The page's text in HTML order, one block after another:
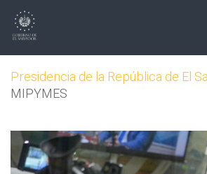
Presidencia de la República de El
MIPYMES